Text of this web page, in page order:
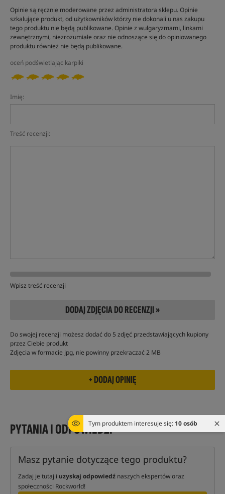
Tym produktem interesuje się: 10 osób
Opinie są ręcznie moderowane przez administratora sklepu. Opinie
szkalujące produkt, od użytkowników którzy nie dokonali u nas zakupu
tego produktu nie będą publikowane. Opinie z wulgaryzmami, linkami
zewnętrznymi, niezrozumiałe oraz nie odnoszące się do opiniowanego
produktu również nie będą publikowane.
oceń podświetlając karpiki
Imię:
Treść recenzji:
Wpisz treść recenzji
DODAJ ZDJĘCIA DO RECENZJI »
Do swojej recenzji możesz dodać do 5 zdjęć przedstawiających kupiony
przez Ciebie produkt
Zdjęcia w formacie jpg, nie powinny przekraczać 2 MB
PYTANIA I ODPOWIEDZI
Masz pytanie dotyczące tego produktu?
Zadaj je tutaj i uzyskaj odpowiedź naszych ekspertów oraz
społeczności Rockworld!